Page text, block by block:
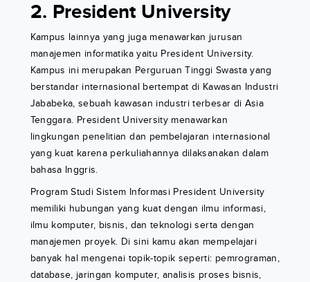
2. President University
Kampus lainnya yang juga menawarkan jurusan
manajemen informatika yaitu President University.
Kampus ini merupakan Perguruan Tinggi Swasta yang
berstandar internasional bertempat di Kawasan Industri
Jababeka, sebuah kawasan industri terbesar di Asia
Tenggara. President University menawarkan
lingkungan penelitian dan pembelajaran internasional
yang kuat karena perkuliahannya dilaksanakan dalam
bahasa Inggris.
Program Studi Sistem Informasi President University
memiliki hubungan yang kuat dengan ilmu informasi,
ilmu komputer, bisnis, dan teknologi serta dengan
manajemen proyek. Di sini kamu akan mempelajari
banyak hal mengenai topik-topik seperti: pemrograman,
database, jaringan komputer, analisis proses bisnis,